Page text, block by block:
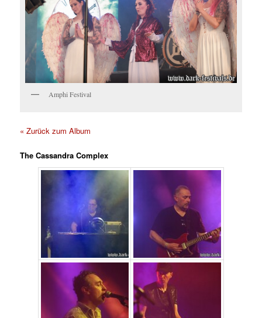
Amphi Festival
« Zurück zum Album
The Cassandra Complex